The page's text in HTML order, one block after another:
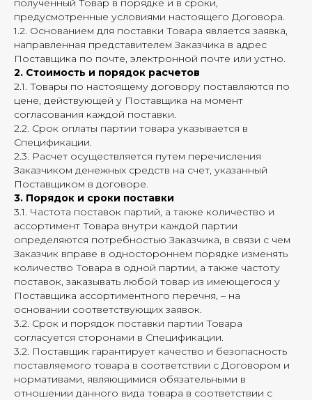
полученный Товар в порядке и в сроки,
предусмотренные условиями настоящего Договора.
1.2. Основанием для поставки Товара является заявка,
направленная представителем Заказчика в адрес
Поставщика по почте, электронной почте или устно.
2. Стоимость и порядок расчетов
2.1. Товары по настоящему договору поставляются по
цене, действующей у Поставщика на момент
согласования каждой поставки.
2.2. Срок оплаты партии товара указывается в
Спецификации.
2.3. Расчет осуществляется путем перечисления
Заказчиком денежных средств на счет, указанный
Поставщиком в договоре.
3. Порядок и сроки поставки
3.1. Частота поставок партий, а также количество и
ассортимент Товара внутри каждой партии
определяются потребностью Заказчика, в связи с чем
Заказчик вправе в одностороннем порядке изменять
количество Товара в одной партии, а также частоту
поставок, заказывать любой товар из имеющегося у
Поставщика ассортиментного перечня, – на
основании соответствующих заявок.
3.2. Срок и порядок поставки партии Товара
согласуется сторонами в Спецификации.
3.2. Поставщик гарантирует качество и безопасность
поставляемого товара в соответствии с Договором и
нормативами, являющимися обязательными в
отношении данного вида товара в соответствии с